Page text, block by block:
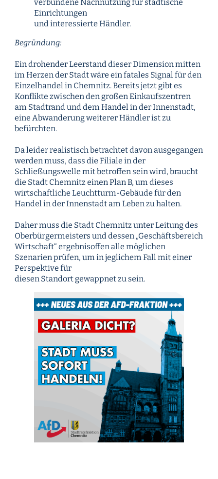
verbundene Nachnutzung für städtische
Einrichtungen
und interessierte Händler.
Begründung:
Ein drohender Leerstand dieser Dimension mitten
im Herzen der Stadt wäre ein fatales Signal für den
Einzelhandel in Chemnitz. Bereits jetzt gibt es
Konflikte zwischen den großen Einkaufszentren
am Stadtrand und dem Handel in der Innenstadt,
eine Abwanderung weiterer Händler ist zu
befürchten.
Da leider realistisch betrachtet davon ausgegangen
werden muss, dass die Filiale in der
Schließungswelle mit betroffen sein wird, braucht
die Stadt Chemnitz einen Plan B, um dieses
wirtschaftliche Leuchtturm-Gebäude für den
Handel in der Innenstadt am Leben zu halten.
Daher muss die Stadt Chemnitz unter Leitung des
Oberbürgermeisters und dessen „Geschäftsbereich
Wirtschaft“ ergebnisoffen alle möglichen
Szenarien prüfen, um in jeglichem Fall mit einer
Perspektive für
diesen Standort gewappnet zu sein.